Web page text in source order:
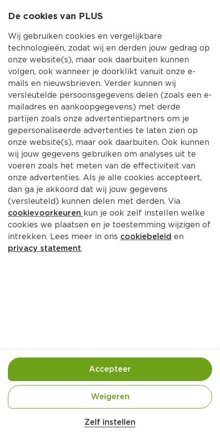
Kies jouw
Terug Producten
Greenminds Rimpelgaren Zwart
20mtr
Handige informatie over dit product
Rimpelgaren Zwart 20mtr
Belangrijke veiligheidswaarschuwing
De cookies van PLUS
Wij gebruiken cookies en vergelijkbare
technologieën, zodat wij en derden jouw gedrag op
onze website(s), maar ook daarbuiten kunnen
volgen, ook wanneer je doorklikt vanuit onze e-
mails en nieuwsbrieven. Verder kunnen wij
versleutelde persoonsgegevens delen (zoals een e-
mailadres en aankoopgegevens) met derde
partijen zoals onze advertentiepartners om je
gepersonaliseerde advertenties te laten zien op
onze website(s), maar ook daarbuiten. Ook kunnen
wij jouw gegevens gebruiken om analyses uit te
voeren zoals het meten van de effectiviteit van
onze advertenties. Als je alle cookies accepteert,
dan ga je akkoord dat wij jouw gegevens
(versleuteld) kunnen delen met derden. Via
cookievoorkeuren kun je ook zelf instellen welke
cookies we plaatsen en je toestemming wijzigen of
intrekken. Lees meer in ons cookiebeleid en
privacy statement.
Zelf instellen
Weigeren
Accepteer